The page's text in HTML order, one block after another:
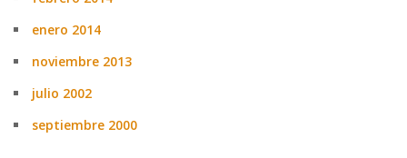
enero 2014
noviembre 2013
julio 2002
septiembre 2000